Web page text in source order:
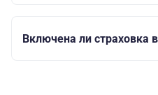
Включена ли страховка